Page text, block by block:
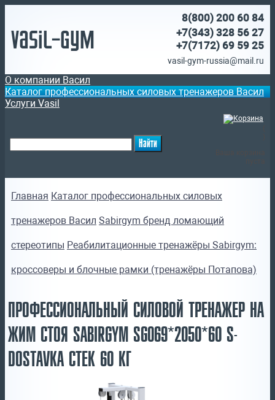
Vasil-Gym
8(800) 200 60 84
+7(343) 328 56 27
+7(7172) 69 59 25
vasil-gym-russia@mail.ru
О компании Васил
Каталог профессиональных силовых тренажеров Васил
Услуги Vasil
Главная Каталог профессиональных силовых
тренажеров Васил Sabirgym бренд ломающий
стереотипы Реабилитационные тренажёры Sabirgym:
кроссоверы и блочные рамки (тренажёры Потапова)
ПРОФЕССИОНАЛЬНЫЙ СИЛОВОЙ ТРЕНАЖЕР НА
ЖИМ СТОЯ SABIRGYM SG069*2050*60 S-
DOSTAVKA СТЕК 60 КГ